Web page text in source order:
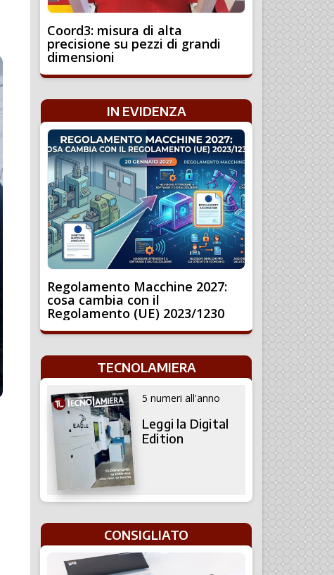
Coord3: misura di alta
precisione su pezzi di grandi
dimensioni
IN EVIDENZA
Regolamento Macchine 2027:
cosa cambia con il
Regolamento (UE) 2023/1230
TECNOLAMIERA
5 numeri all'anno
Leggi la Digital
Edition
CONSIGLIATO